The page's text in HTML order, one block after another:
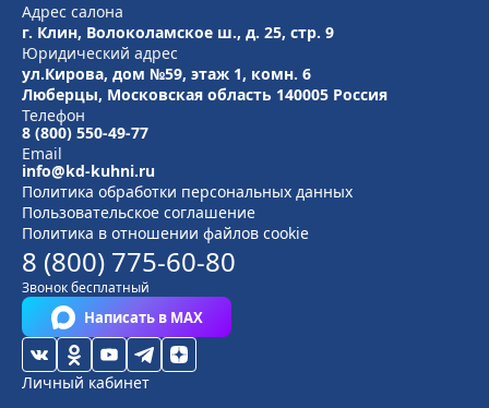
Адрес салона
г. Клин, Волоколамское ш., д. 25, стр. 9
Юридический адрес
ул.Кирова, дом №59, этаж 1, комн. 6
Люберцы, Московская область 140005 Россия
Телефон
8 (800) 550-49-77
Email
info@kd-kuhni.ru
Политика обработки персональных данных
Пользовательское соглашение
Политика в отношении файлов cookie
8 (800) 775-60-80
Звонок бесплатный
Написать в MAX
Личный кабинет